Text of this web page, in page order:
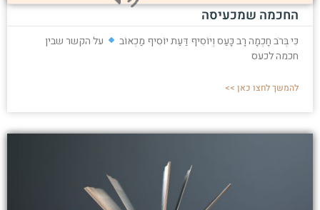
החכמה שמכעיסה
כִּי בְּרֹב חָכְמָה רָב כָּעַס וְיוֹסִיף דַּעַת יוֹסִיף מַכְאוֹב
על הקשר שבין
חכמה לכעס
להמשך לחצו כאן >>